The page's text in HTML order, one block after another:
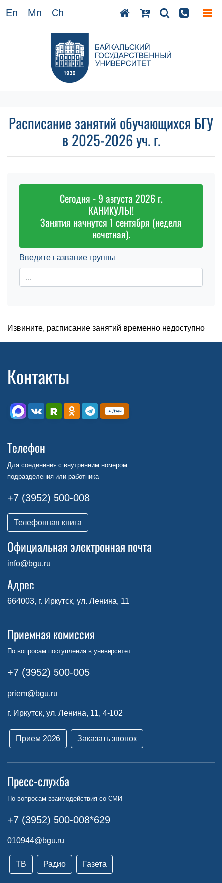
En Mn Ch
Расписание занятий обучающихся БГУ
в 2025-2026 уч. г.
Сегодня - 9 августа 2026 г.
КАНИКУЛЫ!
Занятия начнутся 1 сентября (неделя
нечетная).
Введите название группы
Извините, расписание занятий временно недоступно
Контакты
Телефон
Для соединения с внутренним номером
подразделения или работника
+7 (3952) 500-008
Телефонная книга
Официальная электронная почта
info@bgu.ru
Адрес
664003, г. Иркутск, ул. Ленина, 11
Приемная комиссия
По вопросам поступления в университет
+7 (3952) 500-005
priem@bgu.ru
г. Иркутск, ул. Ленина, 11, 4-102
Прием 2026 Заказать звонок
Пресс-служба
По вопросам взаимодействия со СМИ
+7 (3952) 500-008*629
010944@bgu.ru
ТВ Радио Газета